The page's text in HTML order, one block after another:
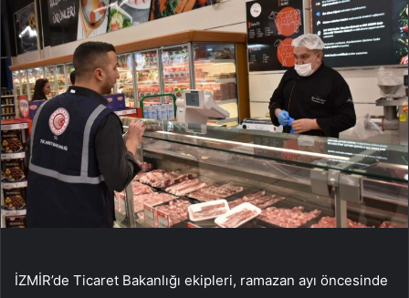
İZMİR’de Ticaret Bakanlığı ekipleri, ramazan ayı öncesinde